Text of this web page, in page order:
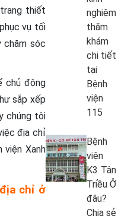
thiết
vụ tối
chăm sóc
chủ động
sắp xếp
chúng tôi
địa chỉ
viện Xanh
chỉ ở
nghiệm
thăm
khám
chi tiết
tại
Bệnh
viện
115
Bệnh
viện
K3 Tân
Triều Ở
đâu?
Chia sẻ